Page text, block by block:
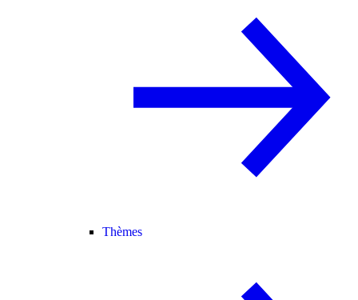
Thèmes